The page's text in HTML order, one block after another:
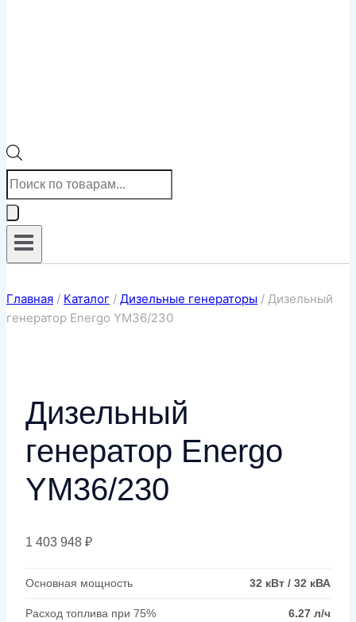
Поиск
товаров
Главная / Каталог / Дизельные генераторы / Дизельный
генератор Energo YM36/230
Дизельный
генератор Energo
YM36/230
1 403 948 ₽
Основная мощность 32 кВт / 32 кВА
Расход топлива при 75% 6.27 л/ч